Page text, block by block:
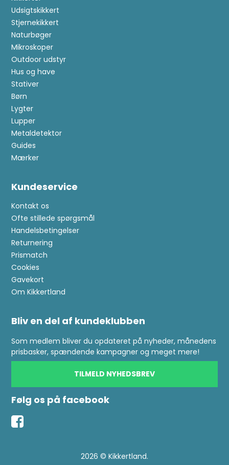
Udsigtskikkert
Stjernekikkert
Naturbøger
Mikroskoper
Outdoor udstyr
Hus og have
Stativer
Børn
Lygter
Lupper
Metaldetektor
Guides
Mærker
Kundeservice
Kontakt os
Ofte stillede spørgsmål
Handelsbetingelser
Returnering
Prismatch
Cookies
Gavekort
Om Kikkertland
Bliv en del af kundeklubben
Som medlem bliver du opdateret på nyheder, månedens
prisbasker, spændende kampagner og meget mere!
TILMELD NYHEDSBREV
Følg os på facebook
2026 © Kikkertland.